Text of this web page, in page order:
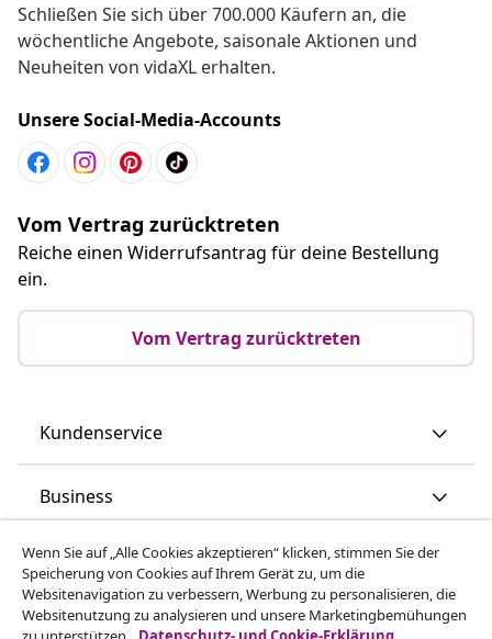
Schließen Sie sich über 700.000 Käufern an, die
wöchentliche Angebote, saisonale Aktionen und
Neuheiten von vidaXL erhalten.
Unsere Social-Media-Accounts
Vom Vertrag zurücktreten
Reiche einen Widerrufsantrag für deine Bestellung
ein.
Vom Vertrag zurücktreten
Kundenservice
Business
vidaXL
Mehr entdecken
Wenn Sie auf „Alle Cookies akzeptieren“ klicken, stimmen Sie der
Speicherung von Cookies auf Ihrem Gerät zu, um die
Websitenavigation zu verbessern, Werbung zu personalisieren, die
Websitenutzung zu analysieren und unsere Marketingbemühungen